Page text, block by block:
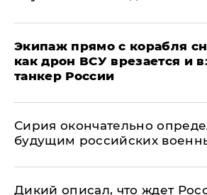
Экипаж прямо с корабля
как дрон ВСУ врезается и
танкер России
Сирия окончательно
будущим российских
Дикий описал, что ждет